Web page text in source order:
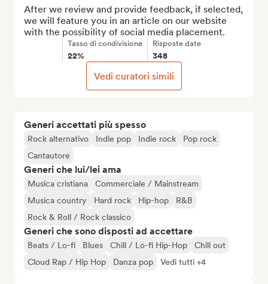
Generi accettati più spesso
Rock alternativo Indie pop Indie rock
Pop rock
Cantautore
Generi che lui/lei ama
Musica cristiana
Commerciale / Mainstream
Musica country
Hard rock Hip-hop
R&B
Rock & Roll / Rock classico
Generi che sono disposti ad accettare
Beats / Lo-fi Blues Chill / Lo-fi Hip-Hop
Chill out
Cloud Rap / Hip Hop
Danza pop Vedi tutti +4
After we review and provide feedback, if selected,
we will feature you in an article on our website
with the possibility of social media placement.
Tasso di condivisione
22%
Risposte date
348
Vedi curatori simili